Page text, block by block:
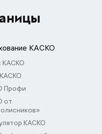
КАСКО
КАСКО
Профи
от
КАСКО